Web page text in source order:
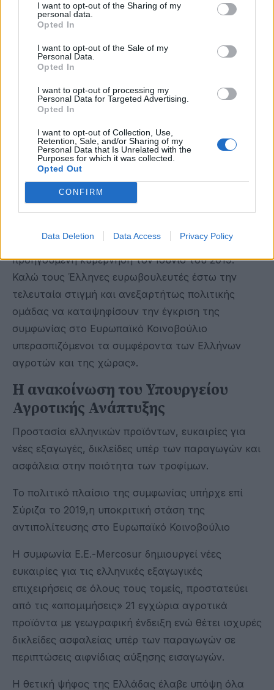
I want to opt-out of the Sharing of my
personal data.
Opted In
I want to opt-out of the Sale of my
Personal Data.
Opted In
I want to opt-out of processing my
Personal Data for Targeted Advertising.
Opted In
I want to opt-out of Collection, Use,
Retention, Sale, and/or Sharing of my
Personal Data that Is Unrelated with the
Purposes for which it was collected.
Opted Out
CONFIRM
Data Deletion Data Access Privacy Policy
παραπάνω δεν ισχύουν, περιμένω από το
Υπουργείο Αγροτικής Ανάπτυξης και Τροφίμων να
με διαψεύσει».
Ο κ. Χαρίτσης ζητά «έστω και τώρα όμως η
κυβέρνηση οφείλει να απαντήσει: πώς προτίθεται
να προστατεύσει την εγχώρια παραγωγή και την
εκμετάλλευσης στις νέες, εξαιρετικά αντίξοες
συνθήκες που δημιουργεί η συμφωνία Mercosur;
Υπενθυμίζω ότι η μόνη διασφάλιση που ισχύει
μέχρι σήμερα είναι αυτή της προστασίας για τα 21
Γεωγραφική Ένδειξη) που επιτεύχθηκε από την
προηγούμενη κυβέρνηση τον Ιούνιο του 2019.
Καλώ τους Έλληνες ευρωβουλευτές έστω την
τελευταία στιγμή και ανεξαρτήτως πολιτικής
ομάδας να καταψηφίσουν την έγκριση της
συμφωνίας στο Ευρωπαϊκό Κοινοβούλιο
υπερασπιζόμενοι τα συμφέροντα των Ελλήνων
αγροτών και της χώρας».
Η ανακοίνωση του Υπουργείου
Αγροτικής Ανάπτυξης
Προστασία ελληνικών προϊόντων, ευκαιρίες για
νέες εξαγωγές, δικλείδες υπέρ των παραγωγών και
ασφάλεια στην ποιότητα των τροφίμων.
Το πολιτικό πλαίσιο της συμφωνίας υπήρχε επί
Σύριζα το 2019,η υποκριτική στάση της
αντιπολίτευσης στο Ευρωπαϊκό Κοινοβούλιο
Η συμφωνία Ε.Ε.-Mercosur δημιουργεί νέες
ευκαιρίες για τις ελληνικές εξαγωγικές
επιχειρήσεις σε όλους τους τομείς, προστατεύει
από τις «απομιμήσεις» 21 εγχώρια αγροτικά
προϊόντα με γεωγραφική ένδειξη ενώ θέτει ισχυρές
δικλείδες ασφαλείας υπέρ των παραγωγών σε
περιπτώσεις αιφνίδιας αύξησης εισαγωγών.
Η θετική ψήφος της Ελλάδας έλαβε υπόψη όλα